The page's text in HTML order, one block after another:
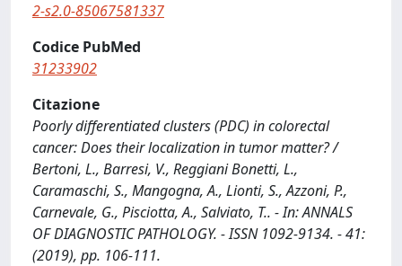
2-s2.0-85067581337
Codice PubMed
31233902
Citazione
Poorly differentiated clusters (PDC) in colorectal
cancer: Does their localization in tumor matter? /
Bertoni, L., Barresi, V., Reggiani Bonetti, L.,
Caramaschi, S., Mangogna, A., Lionti, S., Azzoni, P.,
Carnevale, G., Pisciotta, A., Salviato, T.. - In: ANNALS
OF DIAGNOSTIC PATHOLOGY. - ISSN 1092-9134. - 41:
(2019), pp. 106-111.